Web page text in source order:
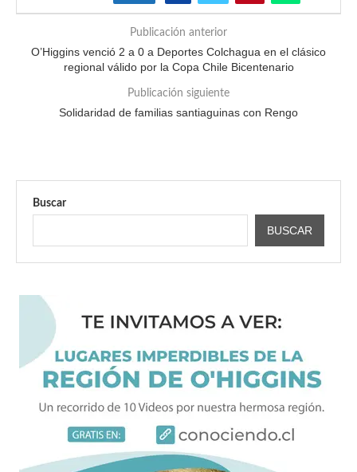
Publicación anterior
O’Higgins venció 2 a 0 a Deportes Colchagua en el clásico
regional válido por la Copa Chile Bicentenario
Publicación siguiente
Solidaridad de familias santiaguinas con Rengo
Buscar
BUSCAR